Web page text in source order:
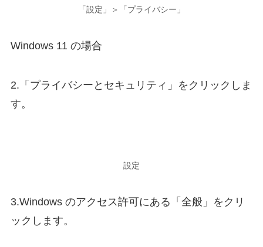
「設定」＞「プライバシー」
Windows 11 の場合
2.「プライバシーとセキュリティ」をクリックしま
す。
設定
3.Windows のアクセス許可にある「全般」をクリ
ックします。